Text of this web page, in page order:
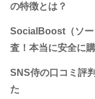
の特徴とは？
SocialBoost（ソー
査！本当に安全に
SNS侍の口コミ評
た